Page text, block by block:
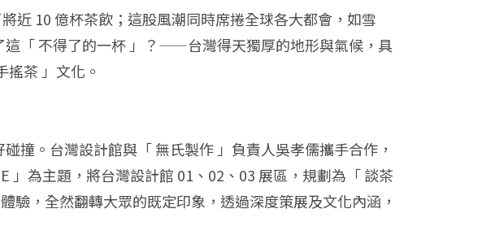
近 10 億杯茶飲；這股風潮同時席捲全球各大都會，如雪
「 不得了的一杯 」？——台灣得天獨厚的地形與氣候，具
茶 」文化。
撞。台灣設計館與「 無氏製作 」負責人吳孝儒攜手合作，
」為主題，將台灣設計館 01、02、03 展區，規劃為「 談茶
驗，全然翻轉大眾的既定印象，透過深度策展及文化內涵，